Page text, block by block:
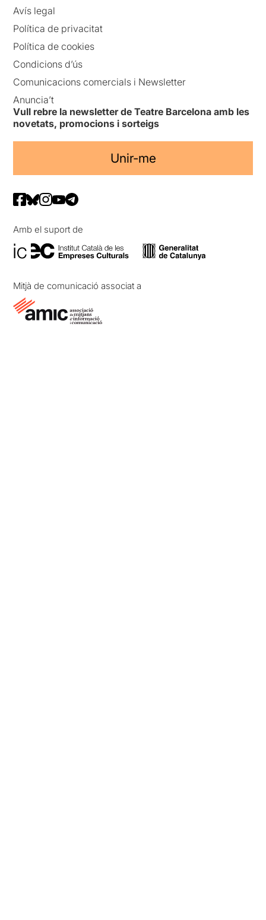
Avís legal
Política de privacitat
Política de cookies
Condicions d’ús
Comunicacions comercials i Newsletter
Anuncia’t
Vull rebre la newsletter de Teatre Barcelona amb les
novetats, promocions i sorteigs
Unir-me
Amb el suport de
Mitjà de comunicació associat a